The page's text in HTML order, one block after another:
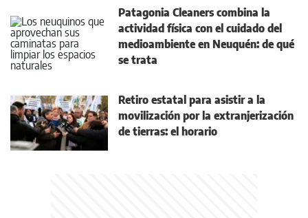
Patagonia Cleaners combina la
actividad física con el cuidado del
medioambiente en Neuquén: de qué
se trata
Retiro estatal para asistir a la
movilización por la extranjerización
de tierras: el horario